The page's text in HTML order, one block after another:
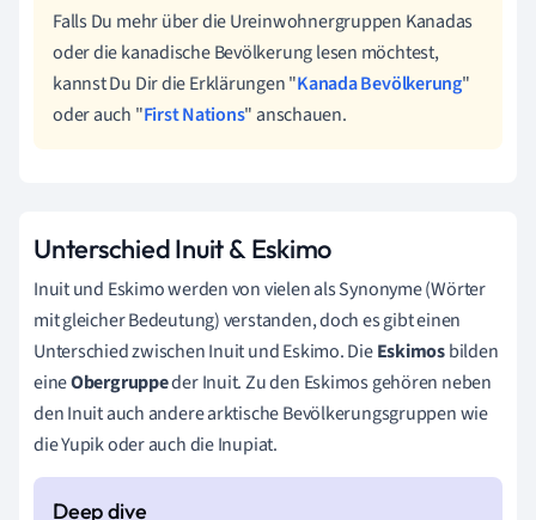
Falls Du mehr über die Ureinwohnergruppen Kanadas
oder die kanadische Bevölkerung lesen möchtest,
kannst Du Dir die Erklärungen "Kanada Bevölkerung"
oder auch "First Nations" anschauen.
Unterschied Inuit & Eskimo
Inuit und Eskimo werden von vielen als Synonyme (Wörter
mit gleicher Bedeutung) verstanden, doch es gibt einen
Unterschied zwischen Inuit und Eskimo. DieEskimosbilden
eineObergruppeder Inuit. Zu den Eskimos gehören neben
den Inuit auch andere arktische Bevölkerungsgruppen wie
die Yupik oder auch die Inupiat.